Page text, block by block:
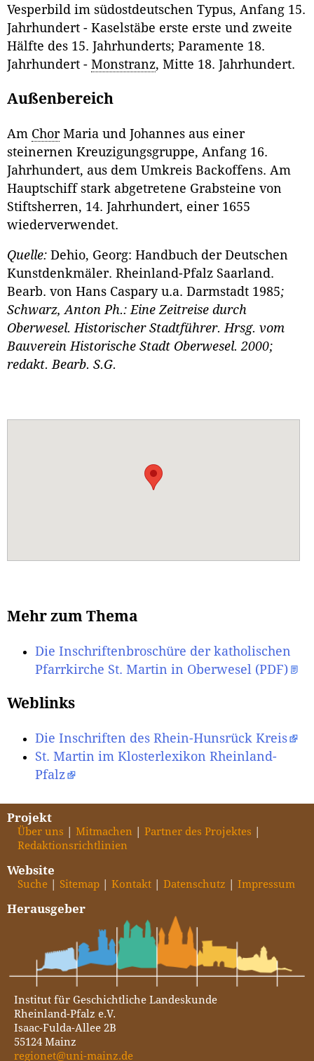
Vesperbild im südostdeutschen Typus, Anfang 15.
Jahrhundert - Kaselstäbe erste erste und zweite
Hälfte des 15. Jahrhunderts; Paramente 18.
Jahrhundert - Monstranz, Mitte 18. Jahrhundert.
Außenbereich
Am ChorMaria und Johannes aus einer
steinernen Kreuzigungsgruppe, Anfang 16.
Jahrhundert, aus dem Umkreis Backoffens. Am
Hauptschiff stark abgetretene Grabsteine von
Stiftsherren, 14. Jahrhundert, einer 1655
wiederverwendet.
Quelle: Dehio, Georg: Handbuch der Deutschen
Kunstdenkmäler. Rheinland-Pfalz Saarland.
Bearb. von Hans Caspary u.a. Darmstadt 1985;
Schwarz, Anton Ph.: Eine Zeitreise durch
Oberwesel. Historischer Stadtführer. Hrsg. vom
Bauverein Historische Stadt Oberwesel. 2000;
redakt. Bearb. S.G.
Mehr zum Thema
Die Inschriftenbroschüre der katholischen
Pfarrkirche St. Martin in Oberwesel (PDF)
Weblinks
Die Inschriften des Rhein-Hunsrück Kreis
St. Martin im Klosterlexikon Rheinland-
Pfalz
Projekt
Über uns Mitmachen
Partner des Projektes
Redaktionsrichtlinien
Website
Suche Sitemap Kontakt Datenschutz Impressum
Herausgeber
Institut für Geschichtliche Landeskunde
Rheinland-Pfalz e.V.
Isaac-Fulda-Allee 2B
55124 Mainz
regionet@uni-mainz.de